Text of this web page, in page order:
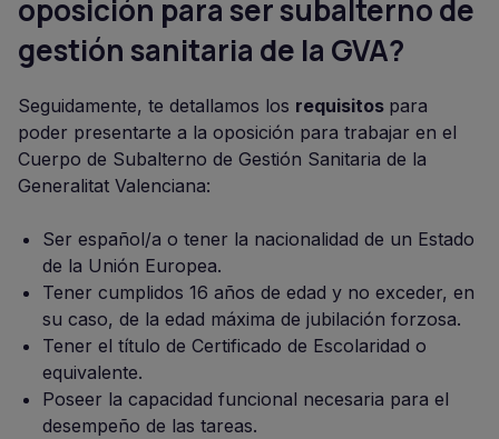
oposición para ser subalterno de
gestión sanitaria de la GVA?
Seguidamente, te detallamos los requisitos para
poder presentarte a la oposición para trabajar en el
Cuerpo de Subalterno de Gestión Sanitaria de la
Generalitat Valenciana:
Ser español/a o tener la nacionalidad de un Estado
de la Unión Europea.
Tener cumplidos 16 años de edad y no exceder, en
su caso, de la edad máxima de jubilación forzosa.
Tener el título de Certificado de Escolaridad o
equivalente.
Poseer la capacidad funcional necesaria para el
desempeño de las tareas.